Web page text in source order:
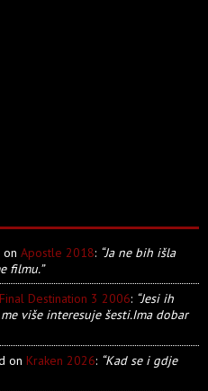
on Apostle 2018: “Ja ne bih išla
filmu.”
Final Destination 3 2006: “Jesi ih
više interesuje šesti.Ima dobar
on Kraken 2026: “Kad se i gdje